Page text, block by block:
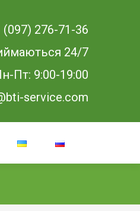
(097) 276-71-36
24/7
Пт: 9:00-19:00
service.com